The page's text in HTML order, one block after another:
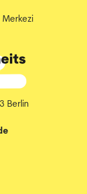
Merkezi
Berlin